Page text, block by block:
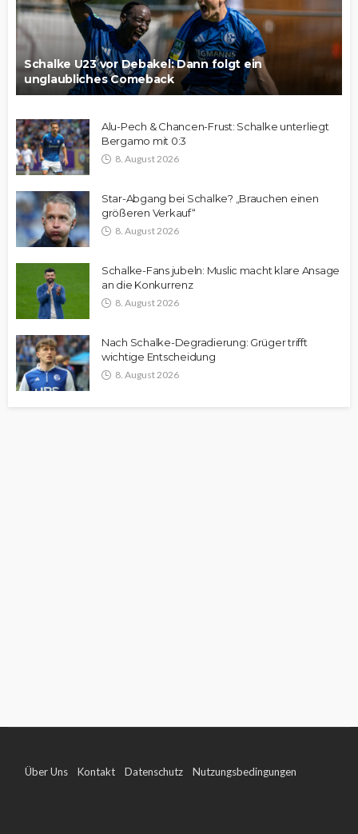
Schalke U23 vor Debakel: Dann folgt ein
unglaubliches Comeback
Alu-Pech & Chancen-Frust: Schalke unterliegt
Bergamo mit 0:3
8. August 2026
Star-Abgang bei Schalke? „Brauchen einen
größeren Verkauf“
8. August 2026
Schalke-Fans jubeln: Muslic macht klare Ansage
an die Konkurrenz
8. August 2026
Nach Schalke-Degradierung: Grüger trifft
wichtige Entscheidung
8. August 2026
Über Uns Kontakt Datenschutz Nutzungsbedingungen